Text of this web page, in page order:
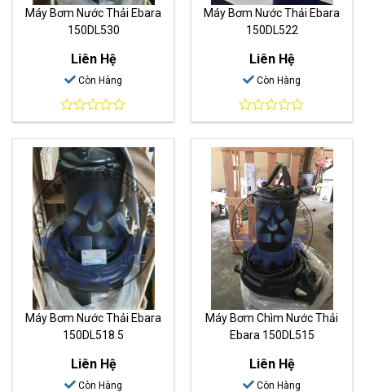
Máy Bơm Nước Thải Ebara
150DL530
Liên Hệ
Còn Hàng
0
out
of
5
Máy Bơm Nước Thải Ebara
150DL522
Liên Hệ
Còn Hàng
0
out
of
5
Máy Bơm Nước Thải Ebara
150DL518.5
Liên Hệ
Còn Hàng
Máy Bơm Chìm Nước Thải
Ebara 150DL515
Liên Hệ
Còn Hàng